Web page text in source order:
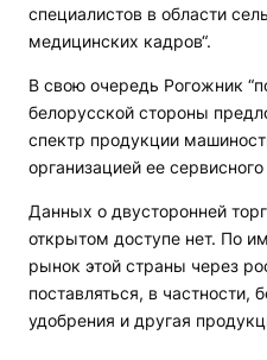
специалистов в области
медицинских кадров“.
В свою очередь Рогожник
белорусской стороны
спектр продукции
организацией ее
Данных о двусторонней
открытом доступе нет. По
рынок этой страны через
поставляться, в частности,
удобрения и другая